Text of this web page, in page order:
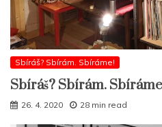
Sbíráš? Sbírám. Sbíráme!
Sbíráš? Sbírám.
26. 4. 2020 28 min read